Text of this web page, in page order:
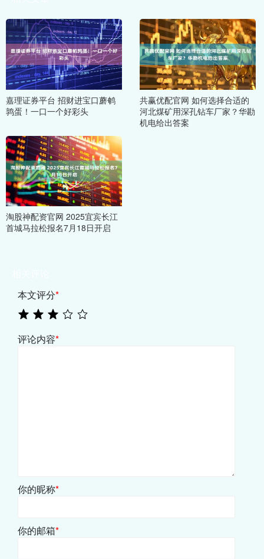
嘉理证券平台 招财进宝口蘑鹌
鹑蛋！一口一个好彩头
共赢优配官网 如何选择合适的
河北煤矿用深孔钻车厂家？华勘
机电给出答案
淘股神配资官网 2025宜宾长江
首城马拉松报名7月18日开启
本文评分*
评论内容*
你的昵称*
你的邮箱*